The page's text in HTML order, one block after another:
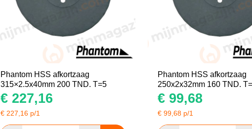
Phantom HSS afkortzaag
315×2.5x40mm 200 TND. T=5
€ 227,16
€227,16 p/1
Phantom HSS afkortzaag
250x2x32mm 160 TND.
€99,68
€ 99,68p/1